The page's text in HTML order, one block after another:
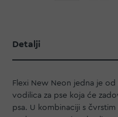
Detalji
Flexi New Neon jedna je
vodilica za pse koja će
psa. U kombinaciji s